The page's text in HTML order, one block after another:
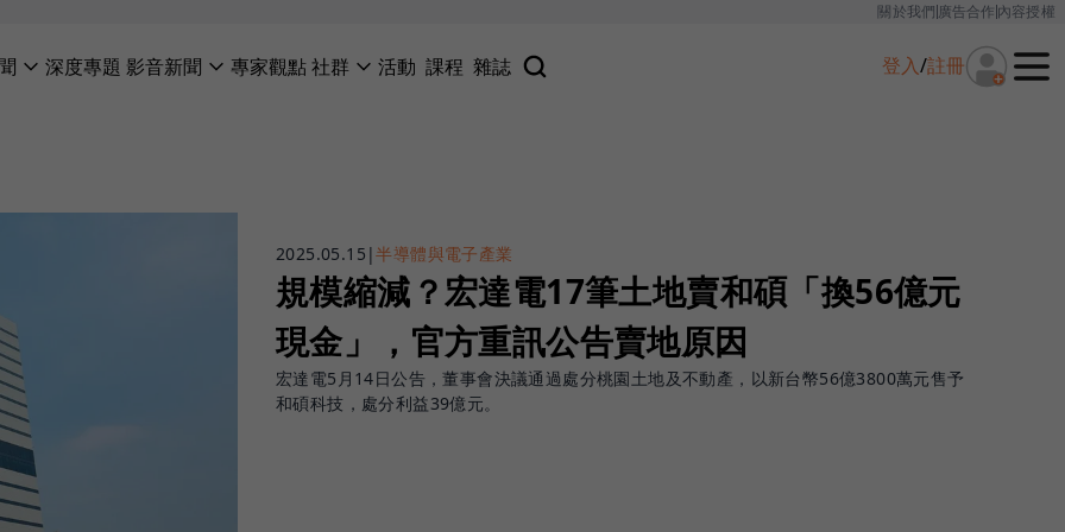
關於我們廣告合作內容授權
深度專題 影音新聞 專家觀點社群 活動 課程 雜誌 登入/註冊
2025.05.15 |半導體與電子產業
規模縮減？宏達電17筆土地賣和碩「換56億元
現金」，官方重訊公告賣地原因
宏達電5月14日公告，董事會決議通過處分桃園土地及不動產，以新台幣56億3800萬元售予
和碩科技，處分利益39億元。